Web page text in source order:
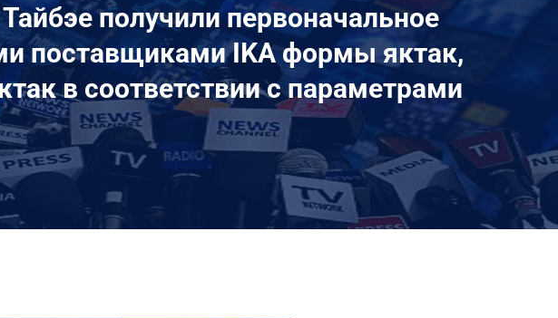
получили первоначальное
поставщиками IKA формы яктак,
в соответствии с параметрами